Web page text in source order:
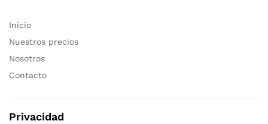
Inicio
Nuestros precios
Nosotros
Contacto
Privacidad